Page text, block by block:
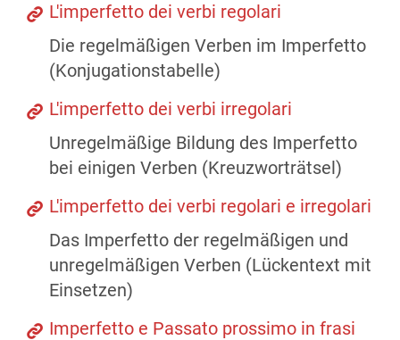
L'imperfetto dei verbi regolari
Die regelmäßigen Verben im Imperfetto
(Konjugationstabelle)
L'imperfetto dei verbi irregolari
Unregelmäßige Bildung des Imperfetto
bei einigen Verben (Kreuzworträtsel)
L'imperfetto dei verbi regolari e irregolari
Das Imperfetto der regelmäßigen und
unregelmäßigen Verben (Lückentext mit
Einsetzen)
Imperfetto e Passato prossimo in frasi